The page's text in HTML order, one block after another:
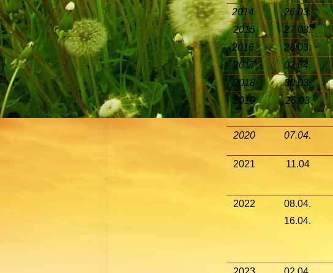
2014 26.03.
2015
27.03.
2016
28.03.
2017 02.04.
2018 30.03.
2019
26.03
2020 07.04.
2021 11.04
2022
08.04.
16.04.